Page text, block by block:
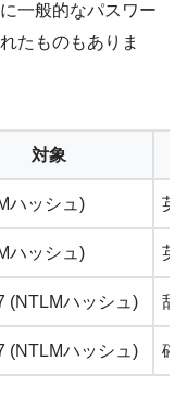
一般的なパスワー
たものもありま
対象
ハッシュ) 英
ハッシュ) 英
(NTLMハッシュ) 辞
(NTLMハッシュ) 確